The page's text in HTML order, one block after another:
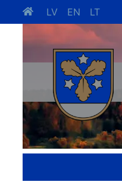
LV EN LT